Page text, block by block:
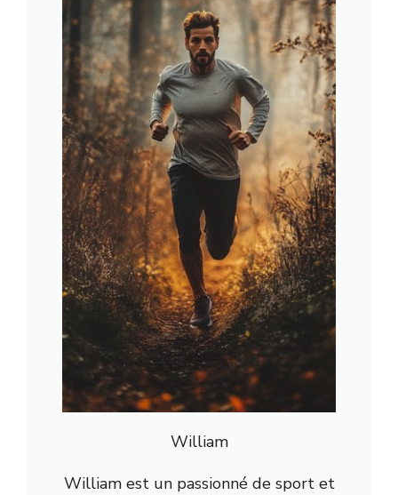
William
William est un passionné de sport et